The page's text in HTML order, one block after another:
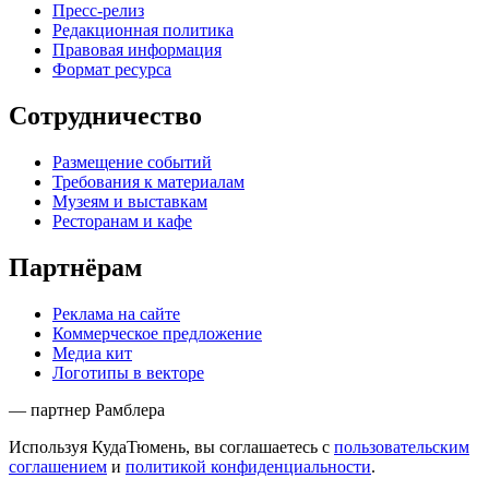
Пресс-релиз
Редакционная политика
Правовая информация
Формат ресурса
Сотрудничество
Размещение событий
Требования к материалам
Музеям и выставкам
Ресторанам и кафе
Партнёрам
Реклама на сайте
Коммерческое предложение
Медиа кит
Логотипы в векторе
— партнер Рамблера
Используя КудаТюмень, вы соглашаетесь с пользовательским
соглашением и политикой конфиденциальности.